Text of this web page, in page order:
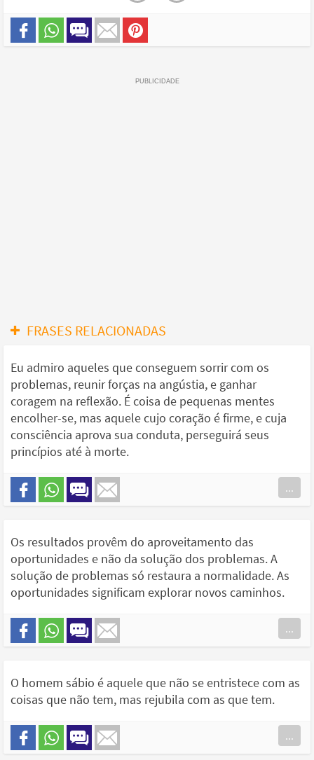
FRASES RELACIONADAS
Eu admiro aqueles que conseguem sorrir com os
problemas, reunir forças na angústia, e ganhar
coragem na reflexão. É coisa de pequenas mentes
encolher-se, mas aquele cujo coração é firme, e cuja
consciência aprova sua conduta, perseguirá seus
princípios até à morte.
...
Os resultados provêm do aproveitamento das
oportunidades e não da solução dos problemas. A
solução de problemas só restaura a normalidade. As
oportunidades significam explorar novos caminhos.
...
O homem sábio é aquele que não se entristece com as
coisas que não tem, mas rejubila com as que tem.
...